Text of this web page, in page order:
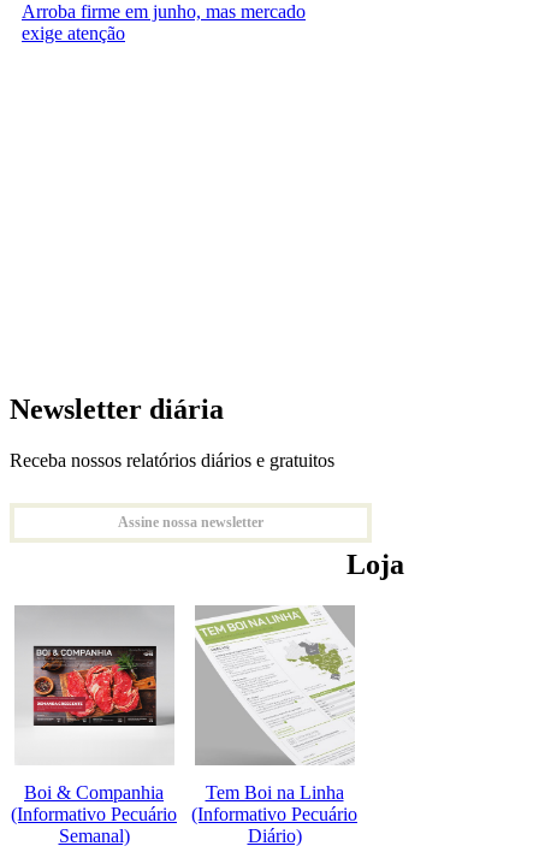
Arroba firme em junho, mas mercado
exige atenção
Newsletter diária
Receba nossos relatórios diários e gratuitos
Assine nossa newsletter
Loja
Boi & Companhia
(Informativo Pecuário
Semanal)
Tem Boi na Linha
(Informativo Pecuário
Diário)